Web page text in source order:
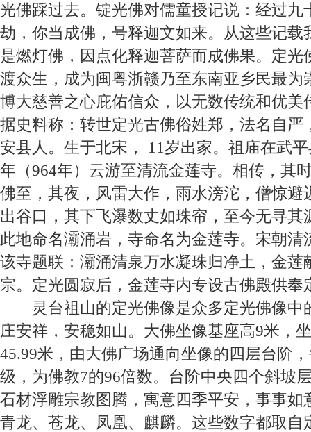
光佛踩过去。锭光佛对儒童授记说：经过九
劫，你当成佛，号释迦文如来。从这些记载
是燃灯佛，因点化释迦菩萨而成佛果。定光
渡众生，成为闽粤浙赣乃至东南亚乡民最为
博大慈善之心庇佑信众，以无数传统和优美
据史料称：转世定光古佛俗姓郑，法名自严
安县人。生于北宋，
11岁出家。祖庙在武
年（964年）云游至清流金莲寺。相传，其
佛至，其夜，风雷大作，雨水滂沱，僧惊避
出谷口，其下飞瀑数丈如珠帘，至今无寻其
此地命名灞涌岩，寺命名为金莲寺。宋朝清
该寺题联：灞涌清泉万水凝珠归净土，金莲
宗。定光圆寂后，金莲寺内专设古佛殿供奉
灵台祖山的定光佛像是众多定光佛像中
庄安祥，安稳如山。大佛坐像基座高9米，
45.99米，由大佛广场通向坐像的四层台阶
级，为佛教7的96倍数。台阶中央四个斜坡
石材浮雕宗教图腾，寓意四季平安，事事如
青龙、苍龙、凤凰、麒麟。这些数字都取自